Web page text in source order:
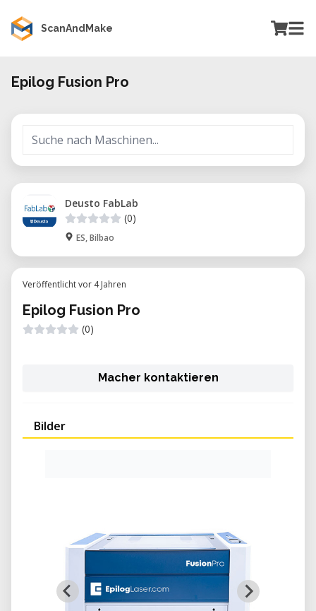
ScanAndMake
Epilog Fusion Pro
Deusto FabLab
(0)
ES, Bilbao
Veröffentlicht vor 4 Jahren
Epilog Fusion Pro
(0)
Macher kontaktieren
Bilder